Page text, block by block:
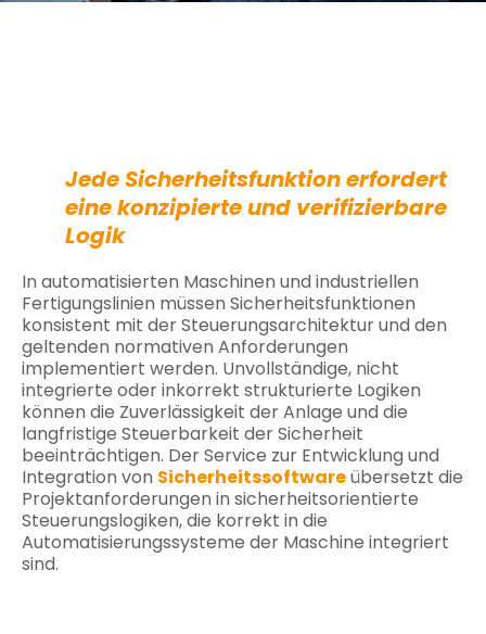
Jede Sicherheitsfunktion erfordert
eine konzipierte und verifizierbare
Logik
In automatisierten Maschinen und industriellen
Fertigungslinien müssen Sicherheitsfunktionen
konsistent mit der Steuerungsarchitektur und den
geltenden normativen Anforderungen
implementiert werden. Unvollständige, nicht
integrierte oder inkorrekt strukturierte Logiken
können die Zuverlässigkeit der Anlage und die
langfristige Steuerbarkeit der Sicherheit
beeinträchtigen. Der Service zur Entwicklung und
Integration von Sicherheitssoftwareübersetzt die
Projektanforderungen in sicherheitsorientierte
Steuerungslogiken, die korrekt in die
Automatisierungssysteme der Maschine integriert
sind.